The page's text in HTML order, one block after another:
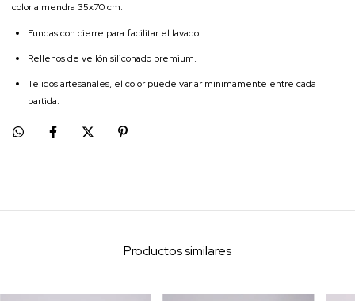
color almendra 35x70 cm.
Fundas con cierre para facilitar el lavado.
Rellenos de vellón siliconado premium.
Tejidos artesanales, el color puede variar mínimamente entre cada
partida.
Productos similares